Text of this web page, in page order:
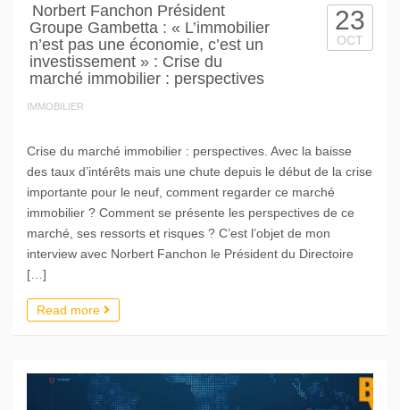
Norbert Fanchon Président
Groupe Gambetta : « L’immobilier
n’est pas une économie, c’est un
investissement » : Crise du
marché immobilier : perspectives
IMMOBILIER
23
OCT
Crise du marché immobilier : perspectives. Avec la baisse
des taux d’intérêts mais une chute depuis le début de la crise
importante pour le neuf, comment regarder ce marché
immobilier ? Comment se présente les perspectives de ce
marché, ses ressorts et risques ? C’est l’objet de mon
interview avec Norbert Fanchon le Président du Directoire
[…]
Read more